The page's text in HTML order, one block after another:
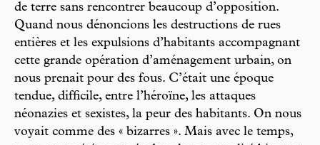
de terre sans rencontrer beaucoup d’opposition.
Quand nous dénoncions les destructions de rues
entières et les expulsions d’habitants accompagnant
cette grande opération d’aménagement urbain, on
nous prenait pour des fous. C’était une époque
tendue, difficile, entre l’héroïne, les attaques
néonazies et sexistes, la peur des habitants. On nous
voyait comme des « bizarres ». Mais avec le temps,